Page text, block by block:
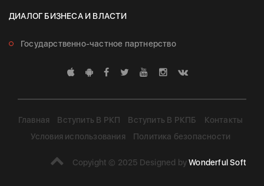
ДИАЛОГ БИЗНЕСА И ВЛАСТИ
Государственно-частное партнерство
Главная Вступить В РКП Вступить В РКПБ
Контакты
Условия использования
Политика безопасности
Copyight © 2025 Designed byWonderful Soft